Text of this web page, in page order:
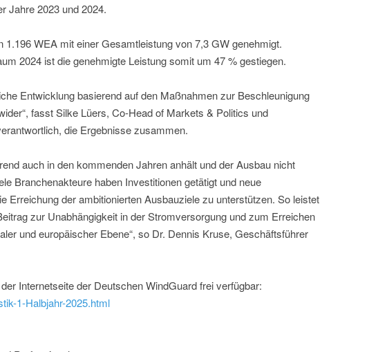
Jahre 2023 und 2024.
1.196 WEA mit einer Gesamtleistung von 7,3 GW genehmigt.
2024 ist die genehmigte Leistung somit um 47 % gestiegen.
Entwicklung basierend auf den Maßnahmen zur Beschleunigung
fasst Silke Lüers, Co-Head of Markets & Politics und
die Ergebnisse zusammen.
auch in den kommenden Jahren anhält und der Ausbau nicht
Branchenakteure haben Investitionen getätigt und neue
Erreichung der ambitionierten Ausbauziele zu unterstützen. So leistet
zur Unabhängigkeit in der Stromversorgung und zum Erreichen
und europäischer Ebene“, so Dr. Dennis Kruse, Geschäftsführer
Internetseite der Deutschen WindGuard frei verfügbar:
1-Halbjahr-2025.html